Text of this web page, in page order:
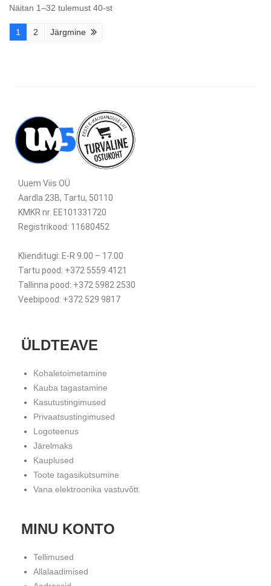
Näitan 1–32 tulemust 40-st
1 2 Järgmine
Uuem Viis OÜ
Aardla 23B, Tartu, 50110
KMKR nr. EE101331720
Registrikood: 11680452
Klienditugi: E-R 9.00 – 17.00
Tartu pood: +372 5559 4121
Tallinna pood: +372 5982 2530
Veebipood: +372 529 9817
ÜLDTEAVE
Kohaletoimetamine
Kauba tagastamine
Kasutustingimused
Privaatsustingimused
Logoteenus
Järelmaks
Kauplused
Toote tagasikutsumine
Vana elektroonika vastuvõtt
MINU KONTO
Tellimused
Allalaadimised